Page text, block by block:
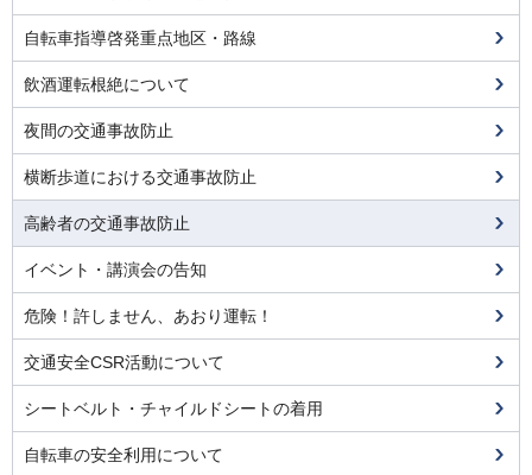
自転車指導啓発重点地区・路線
飲酒運転根絶について
夜間の交通事故防止
横断歩道における交通事故防止
高齢者の交通事故防止
イベント・講演会の告知
危険！許しません、あおり運転！
交通安全CSR活動について
シートベルト・チャイルドシートの着用
自転車の安全利用について